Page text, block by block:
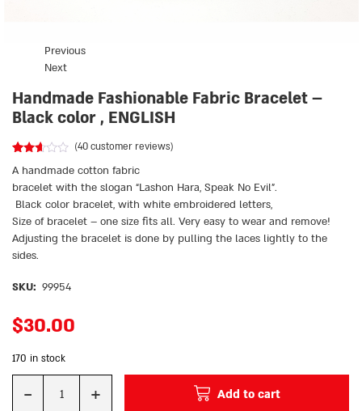
Previous
Next
Handmade Fashionable Fabric Bracelet –
Black color , ENGLISH
2.51
out
of 5
based
on
customer
ratings
(40customer reviews)
A handmade cotton fabric
bracelet with the slogan “Lashon Hara, Speak No Evil”.
Black color bracelet, with white embroidered letters,
Size of bracelet – one size fits all. Very easy to wear and remove!
Adjusting the bracelet is done by pulling the laces lightly to the
sides.
SKU: 99954
$30.00
170 in stock
Quantity+
- Add to cart